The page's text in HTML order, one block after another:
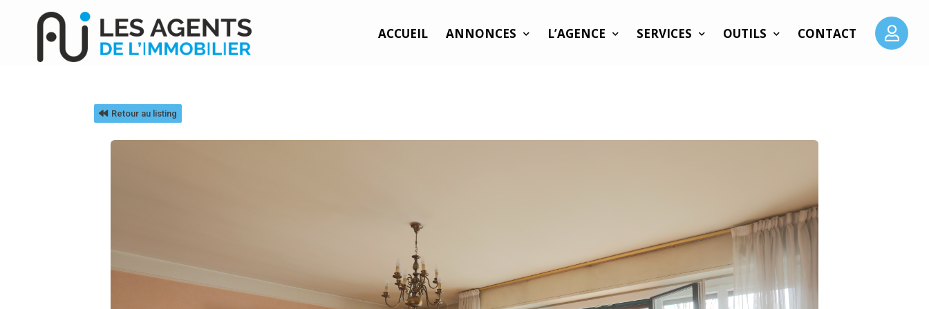
ACCUEIL ANNONCES L’AGENCE SERVICES OUTILS CONTACT
Retour au listing